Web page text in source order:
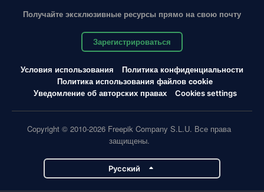
Получайте эксклюзивные ресурсы прямо на свою почту
Зарегистрироваться
Условия использования
Политика конфиденциальности
Политика использования файлов cookie
Уведомление об авторских правах
Cookies settings
Copyright © 2010-2026 Freepik Company S.L.U. Все права
защищены.
Pусский